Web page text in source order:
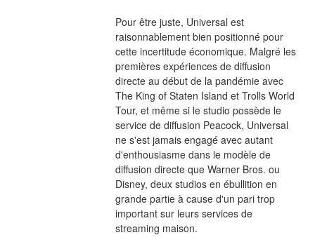
Pour être juste, Universal est
raisonnablement bien positionné pour
cette incertitude économique. Malgré les
premières expériences de diffusion
directe au début de la pandémie avec
The King of Staten Island et Trolls World
Tour, et même si le studio possède le
service de diffusion Peacock, Universal
ne s'est jamais engagé avec autant
d'enthousiasme dans le modèle de
diffusion directe que Warner Bros. ou
Disney, deux studios en ébullition en
grande partie à cause d'un pari trop
important sur leurs services de
streaming maison.